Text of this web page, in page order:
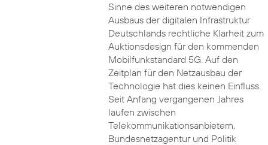
Sinne des weiteren notwendigen
Ausbaus der digitalen Infrastruktur
Deutschlands rechtliche Klarheit zum
Auktionsdesign für den kommenden
Mobilfunkstandard 5G. Auf den
Zeitplan für den Netzausbau der
Technologie hat dies keinen Einfluss.
Seit Anfang vergangenen Jahres
laufen zwischen
Telekommunikationsanbietern,
Bundesnetzagentur und Politik